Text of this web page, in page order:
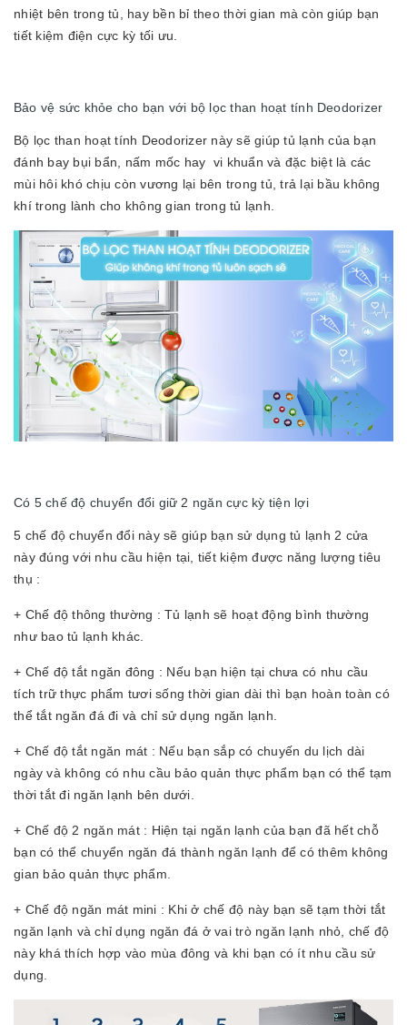
nhiệt bên trong tủ, hay bền bỉ theo thời gian mà còn giúp bạn
tiết kiệm điện cực kỳ tối ưu.
Bảo vệ sức khỏe cho bạn với bộ lọc than hoạt tính Deodorizer
Bộ lọc than hoạt tính Deodorizer này sẽ giúp tủ lạnh của bạn
đánh bay bụi bẩn, nấm mốc hay vi khuẩn và đặc biệt là các
mùi hôi khó chịu còn vương lại bên trong tủ, trả lại bầu không
khí trong lành cho không gian trong tủ lạnh.
Có 5 chế độ chuyển đổi giữ 2 ngăn cực kỳ tiện lợi
5 chế độ chuyển đổi này sẽ giúp bạn sử dụng tủ lạnh 2 cửa
này đúng với nhu cầu hiện tại, tiết kiệm được năng lượng tiêu
thụ :
+ Chế độ thông thường : Tủ lạnh sẽ hoạt động bình thường
như bao tủ lạnh khác.
+ Chế độ tắt ngăn đông : Nếu bạn hiện tại chưa có nhu cầu
tích trữ thực phẩm tươi sống thời gian dài thì bạn hoàn toàn có
thể tắt ngăn đá đi và chỉ sử dụng ngăn lạnh.
+ Chế độ tắt ngăn mát : Nếu bạn sắp có chuyến du lịch dài
ngày và không có nhu cầu bảo quản thực phẩm bạn có thể tạm
thời tắt đi ngăn lạnh bên dưới.
+ Chế độ 2 ngăn mát : Hiện tại ngăn lạnh của bạn đã hết chỗ
bạn có thể chuyển ngăn đá thành ngăn lạnh để có thêm không
gian bảo quản thực phẩm.
+ Chế độ ngăn mát mini : Khi ở chế độ này bạn sẽ tạm thời tắt
ngăn lạnh và chỉ dụng ngăn đá ở vai trò ngăn lạnh nhỏ, chế độ
này khá thích hợp vào mùa đông và khi bạn có ít nhu cầu sử
dụng.